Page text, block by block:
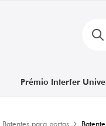
Prémio Interfer
Batentes para portas